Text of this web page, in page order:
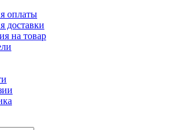
оплаты
доставки
на товар